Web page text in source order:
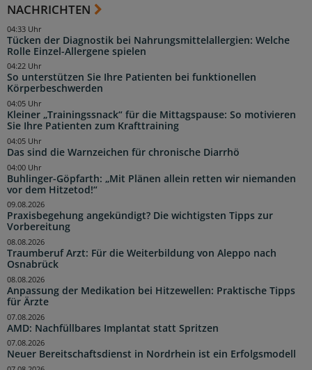
NACHRICHTEN
Tücken der Diagnostik bei Nahrungsmittelallergien: Welche
Rolle Einzel-Allergene spielen
04:33 Uhr
So unterstützen Sie Ihre Patienten bei funktionellen
Körperbeschwerden
04:22 Uhr
Kleiner „Trainingssnack“ für die Mittagspause: So motivieren
Sie Ihre Patienten zum Krafttraining
04:05 Uhr
Das sind die Warnzeichen für chronische Diarrhö
04:05 Uhr
Buhlinger-Göpfarth: „Mit Plänen allein retten wir niemanden
vor dem Hitzetod!“
04:00 Uhr
Praxisbegehung angekündigt? Die wichtigsten Tipps zur
Vorbereitung
09.08.2026
Traumberuf Arzt: Für die Weiterbildung von Aleppo nach
Osnabrück
08.08.2026
Anpassung der Medikation bei Hitzewellen: Praktische Tipps
für Ärzte
08.08.2026
AMD: Nachfüllbares Implantat statt Spritzen
07.08.2026
Neuer Bereitschaftsdienst in Nordrhein ist ein Erfolgsmodell
07.08.2026